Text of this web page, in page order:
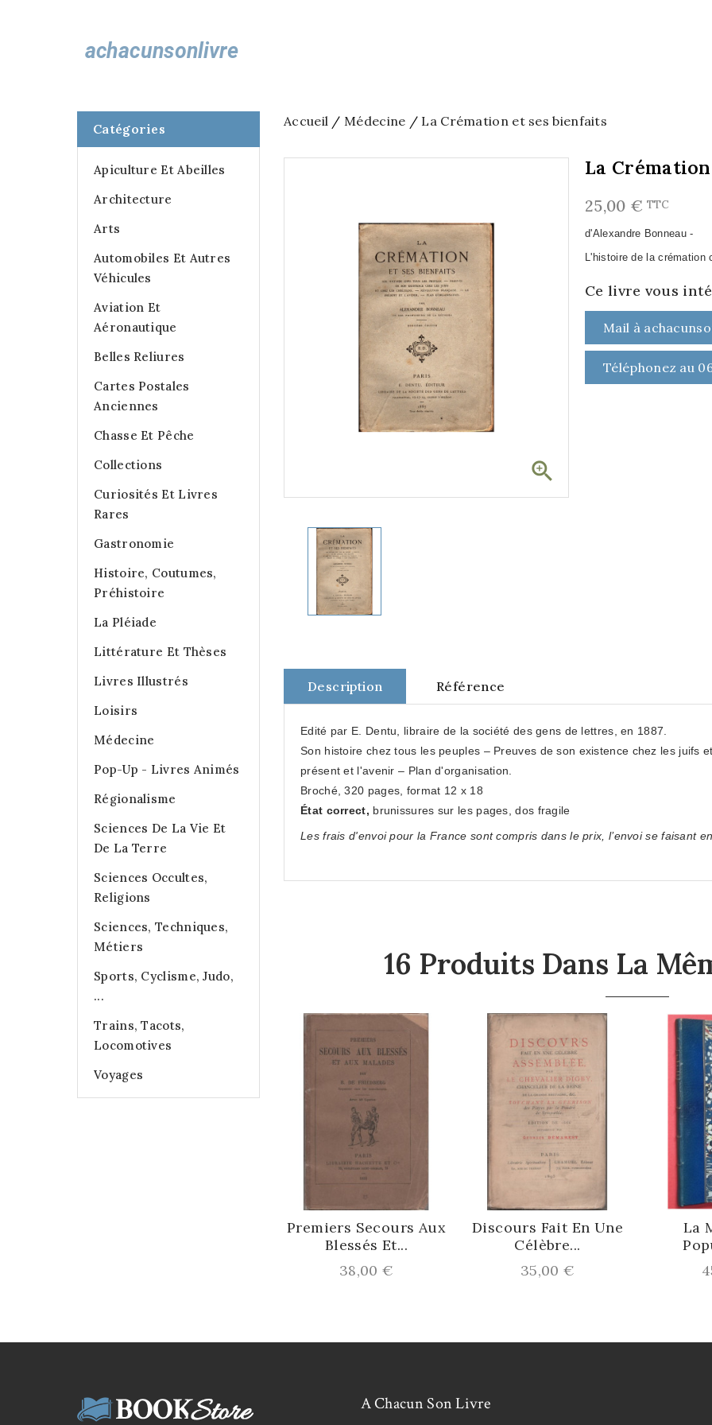
Catégories
Apiculture Et Abeilles
Architecture
Arts
Automobiles Et Autres
Véhicules
Aviation Et
Aéronautique
Belles Reliures
Cartes Postales
Anciennes
Chasse Et Pêche
Collections
Curiosités Et Livres
Rares
Gastronomie
Histoire, Coutumes,
Préhistoire
La Pléiade
Littérature Et Thèses
Livres Illustrés
Loisirs
Médecine
Pop-Up - Livres Animés
Régionalisme
Sciences De La Vie Et
De La Terre
Sciences Occultes,
Religions
Sciences, Techniques,
Métiers
Sports, Cyclisme, Judo,
...
Trains, Tacots,
Locomotives
Voyages
Accueil Médecine La Crémation et ses bienfaits

La
25,00 € TTC
d'Alexandre Bonneau -
L'histoire de la crémation
Ce livre vous
Mail à
Téléphonez au
Description Référence
Edité par E. Dentu, libraire de la société des gens de lettres, en 1887.
Son histoire chez tous les peuples – Preuves de son existence chez les juifs
présent et l'avenir – Plan d'organisation.
Broché, 320 pages, format 12 x 18
État correct, brunissures sur les pages, dos fragile
Les frais d'envoi pour la France sont compris dans le prix, l’envoi se faisant
16 Produits Dans La
Premiers Secours Aux
Blessés Et...
Prix
38,00 €
Discours Fait En Une
Célèbre...
Prix
35,00 €
La
A Chacun Son Livre